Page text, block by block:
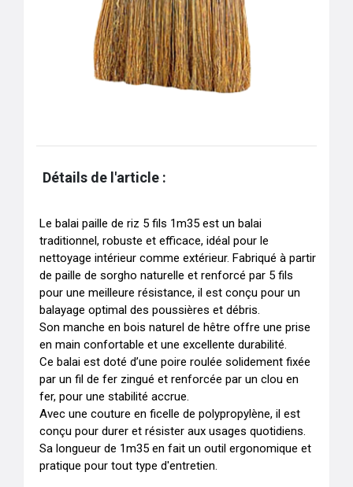
Détails de l'article :
Le balai paille de riz 5 fils 1m35 est un balai
traditionnel, robuste et efficace, idéal pour le
nettoyage intérieur comme extérieur. Fabriqué à partir
de paille de sorgho naturelle et renforcé par 5 fils
pour une meilleure résistance, il est conçu pour un
balayage optimal des poussières et débris.
Son manche en bois naturel de hêtre offre une prise
en main confortable et une excellente durabilité.
Ce balai est doté d’une poire roulée solidement fixée
par un fil de fer zingué et renforcée par un clou en
fer, pour une stabilité accrue.
Avec une couture en ficelle de polypropylène, il est
conçu pour durer et résister aux usages quotidiens.
Sa longueur de 1m35 en fait un outil ergonomique et
pratique pour tout type d'entretien.